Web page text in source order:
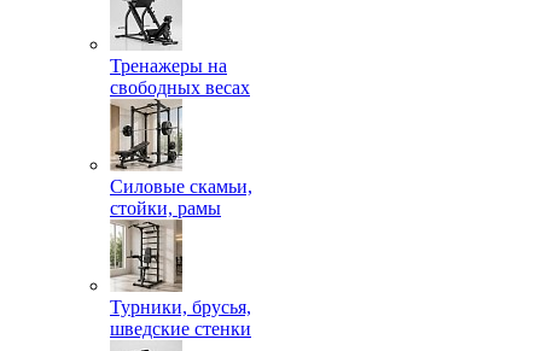
Тренажеры на
свободных весах
Силовые скамьи,
стойки, рамы
Турники, брусья,
шведские стенки